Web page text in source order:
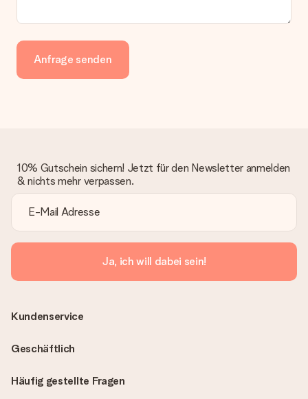
Anfrage senden
10% Gutschein sichern! Jetzt für den Newsletter anmelden
& nichts mehr verpassen.
Ja, ich will dabei sein!
Häufig gestellte Fragen
Kundenservice
Geschäftlich